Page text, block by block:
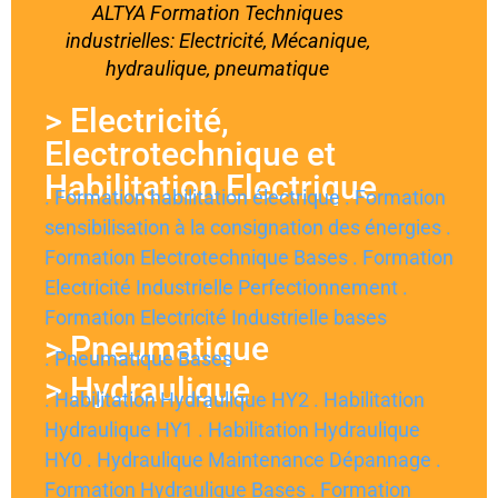
611D, Micromaster
Schneider : ATV312, 320, 61, 630, 71, 930
SEW : Movidrive, Movitrac
ABB : ACS355, 800, 880
Rockwell / Allen Bradley : PowerFlex
Danfoss : FC301, FC302
Leroy Somer / Nidec : Unidrive M300, SP,
Digidrive SK, Unidrive M700
Indramat,
Lenze 8400
Réseaux et bus de terrain, industriels
Profinet, Profibus, AS-I, Modbus, CANopen,
TCP/IP
Réseau ASI Safety
Vision industrielle
ALTYA Formation Techniques
industrielles: Electricité, Mécanique,
hydraulique, pneumatique
> Electricité,
Electrotechnique et
Habilitation Electrique
. Formation habilitation électrique. Formation
sensibilisation à la consignation des énergies .
Formation Electrotechnique Bases . Formation
Electricité Industrielle Perfectionnement .
Formation Electricité Industrielle bases
> Pneumatique
. Pneumatique Bases
> Hydraulique
. Habilitation Hydraulique HY2 . Habilitation
Hydraulique HY1 . Habilitation Hydraulique
HY0 . Hydraulique Maintenance Dépannage .
Formation Hydraulique Bases . Formation